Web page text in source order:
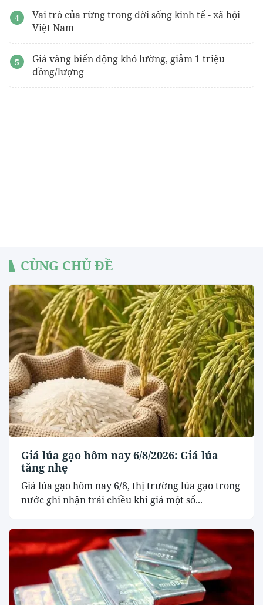
Vai trò của rừng trong đời sống kinh tế - xã hội
Việt Nam
Giá vàng biến động khó lường, giảm 1 triệu
đồng/lượng
CÙNG CHỦ ĐỀ
Giá lúa gạo hôm nay 6/8/2026: Giá lúa
tăng nhẹ
Giá lúa gạo hôm nay 6/8, thị trường lúa gạo trong
nước ghi nhận trái chiều khi giá một số...